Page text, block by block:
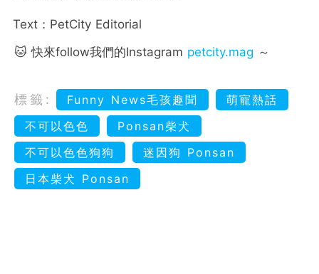
Text：PetCity Editorial
🐱 快來follow我們的Instagram petcity.mag ～
標籤: Funny News毛孩趣聞
萌寵熱話
不可以色色
Ponsan柴犬
不可以色色狗狗
迷因狗 Ponsan
日本柴犬 Ponsan